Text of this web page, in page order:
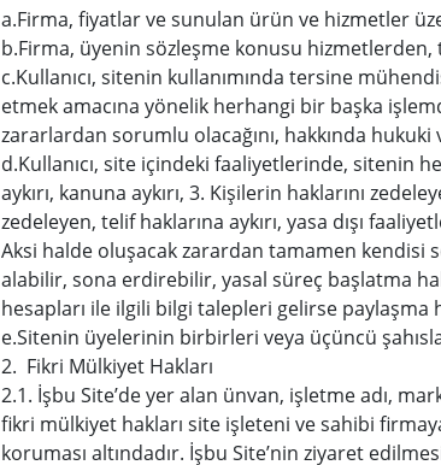
a.Firma, fiyatlar ve sunulan ürün ve hizmetler
b.Firma, üyenin sözleşme konusu hizmetlerden,
c.Kullanıcı, sitenin kullanımında tersine
etmek amacına yönelik herhangi bir başka
zararlardan sorumlu olacağını, hakkında hukuki
d.Kullanıcı, site içindeki faaliyetlerinde, sitenin
aykırı, kanuna aykırı, 3. Kişilerin haklarını
zedeleyen, telif haklarına aykırı, yasa dışı
Aksi halde oluşacak zarardan tamamen kendisi
alabilir, sona erdirebilir, yasal süreç başlatma
hesapları ile ilgili bilgi talepleri gelirse paylaşma
e.Sitenin üyelerinin birbirleri veya üçüncü
2. Fikri Mülkiyet Hakları
2.1. İşbu Site’de yer alan ünvan, işletme adı,
fikri mülkiyet hakları site işleteni ve sahibi
koruması altındadır. İşbu Site’nin ziyaret